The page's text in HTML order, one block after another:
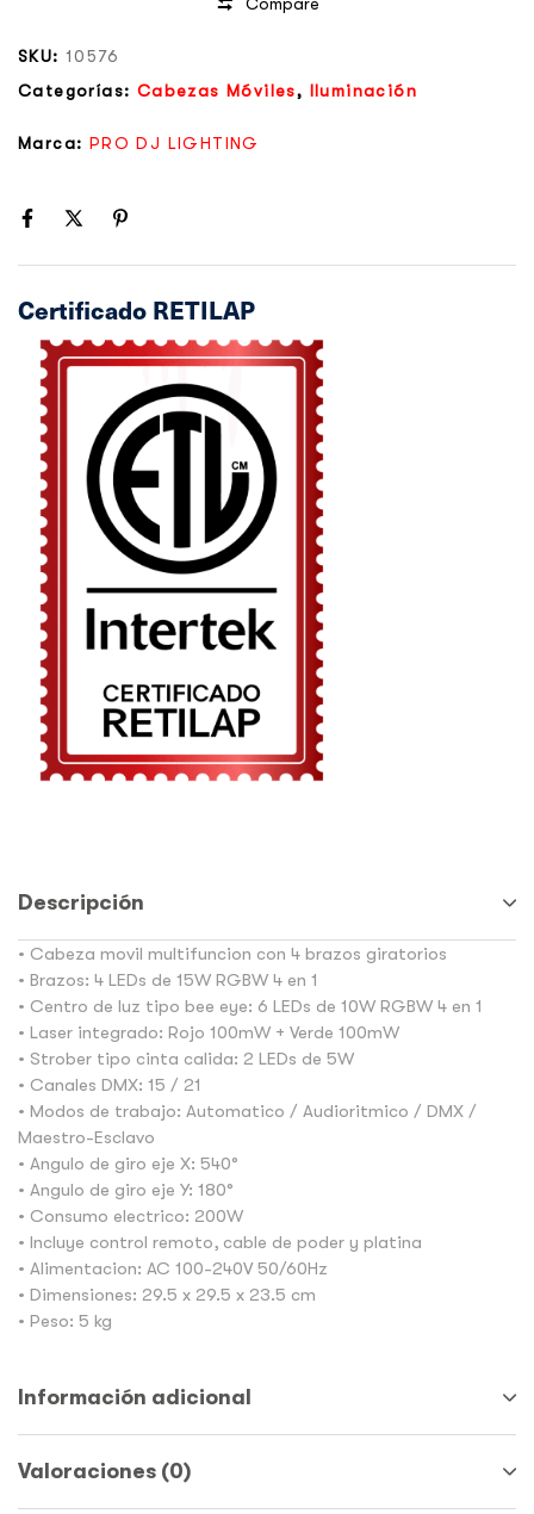
SKU: 10576
Categorías: Cabezas Móviles, Iluminación
Marca: PRO DJ LIGHTING
Certificado RETILAP
Descripción
• Cabeza movil multifuncion con 4 brazos giratorios
• Brazos: 4 LEDs de 15W RGBW 4 en 1
• Centro de luz tipo bee eye: 6 LEDs de 10W RGBW 4 en 1
• Laser integrado: Rojo 100mW + Verde 100mW
• Strober tipo cinta calida: 2 LEDs de 5W
• Canales DMX: 15 / 21
• Modos de trabajo: Automatico / Audioritmico / DMX /
Maestro-Esclavo
• Angulo de giro eje X: 540°
• Angulo de giro eje Y: 180°
• Consumo electrico: 200W
• Incluye control remoto, cable de poder y platina
• Alimentacion: AC 100-240V 50/60Hz
• Dimensiones: 29.5 x 29.5 x 23.5 cm
• Peso: 5 kg
Información adicional
Valoraciones (0)